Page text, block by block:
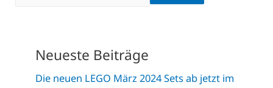
Neueste Beiträge
Die neuen LEGO März 2024 Sets ab jetzt im